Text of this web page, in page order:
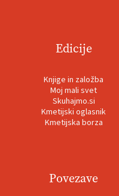
Edicije
Knjige in založba
Moj mali svet
Skuhajmo.si
Kmetijski oglasnik
Kmetijska borza
Povezave